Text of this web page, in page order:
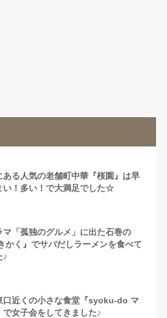
ある人気の老舗町中華『桜園』は早
い！多い！で大満足でした☆
マ「孤独のグルメ」に出た石巻の
かく』でサバだしラーメンを食べて
♪
口近くの小さな食堂『syoku-do マ
で女子会をしてきました♪